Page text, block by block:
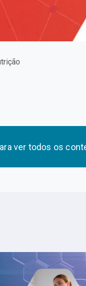
ver todos os